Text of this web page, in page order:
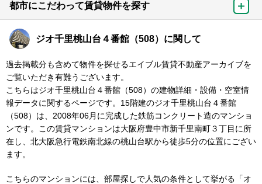
都市にこだわって賃貸物件を探す
ジオ千里桃山台４番館（508）に関して
過去掲載分も含めて物件を探せるエイブル賃貸不動産アーカイブを
ご覧いただき有難うございます。
こちらはジオ千里桃山台４番館（508）の建物詳細・設備・空室情
報データに関するページです。15階建のジオ千里桃山台４番館
（508）は、2008年06月に完成した鉄筋コンクリート造のマンショ
ンです。この賃貸マンションは大阪府豊中市新千里南町３丁目に所
在し、北大阪急行電鉄南北線の桃山台駅から徒歩5分の位置にござい
ます。
こちらのマンションには、部屋探しで人気の条件として挙がる「オ